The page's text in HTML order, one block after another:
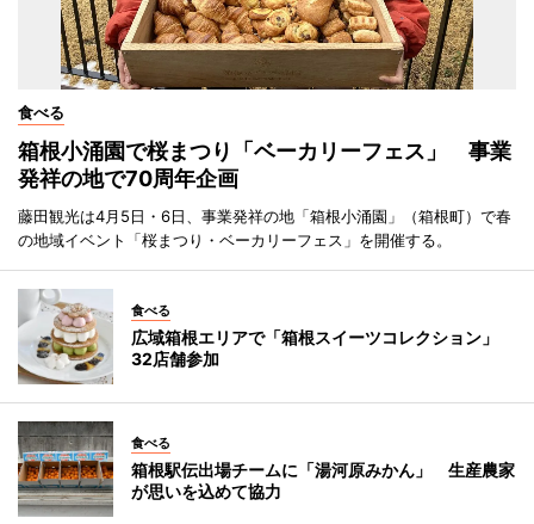
食べる
箱根小涌園で桜まつり「ベーカリーフェス」 事業
発祥の地で70周年企画
藤田観光は4月5日・6日、事業発祥の地「箱根小涌園」（箱根町）で春
の地域イベント「桜まつり・ベーカリーフェス」を開催する。
食べる
広域箱根エリアで「箱根スイーツコレクション」
32店舗参加
食べる
箱根駅伝出場チームに「湯河原みかん」 生産農家
が思いを込めて協力